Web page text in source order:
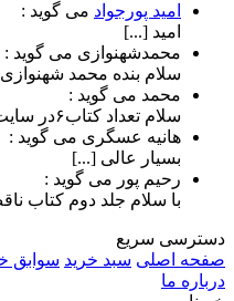
امید پورجواد می گوید :
امید [...]
محمدشهنوازی می گوید :
سلام بنده محمد
محمد می گوید :
سلام تعداد کتاب۶در سایت زیاد نیست [...]
هانیه عسگری می گوید :
بسیار عالی [...]
رحیم پور می گوید :
با سلام جلد دوم کتاب
دسترسی سریع
صفحه اصلی سبد خرید سوابق
درباره ما